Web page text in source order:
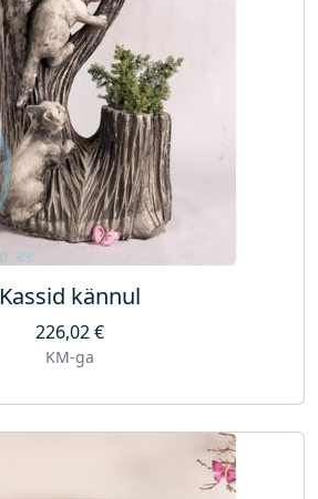
Kassid kännul
226,02€
KM-ga